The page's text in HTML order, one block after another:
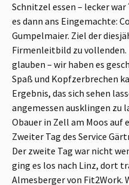
Schnitzel essen – lecker
es dann ans Eingemachte:
Gumpelmaier. Ziel der
Firmenleitbild zu
glauben – wir haben es
Spaß und Kopfzerbrechen
Ergebnis, das sich sehen
angemessen ausklingen zu
Obauer in Zell am Moos auf
Zweiter Tag des Service
Der zweite Tag war nicht
ging es los nach Linz, dort
Almesberger von Fit2Work.